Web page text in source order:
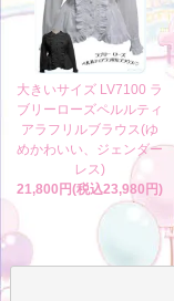
大きいサイズ LV7100 ラ
ブリーローズペルルティ
アラフリルブラウス(ゆ
めかわいい、ジェンダー
レス)
21,800円(税込23,980円)